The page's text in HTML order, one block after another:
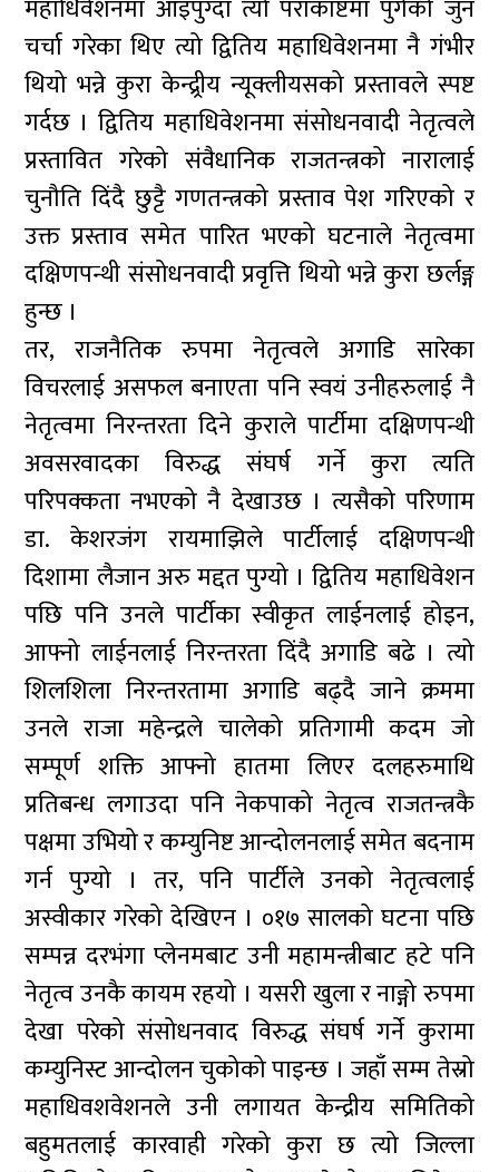
महाधिवेशनमा आइपुग्दा त्यो पराकाष्टमा पुगेको जुन
चर्चा गरेका थिए त्यो द्वितिय महाधिवेशनमा नै गंभीर
थियो भन्ने कुरा केन्द्र्रीय न्यूक्लीयसको प्रस्तावले स्पष्ट
गर्दछ । द्वितिय महाधिवेशनमा संसोधनवादी नेतृत्वले
प्रस्तावित गरेको संवैधानिक राजतन्त्रको नारालाई
चुनौति दिंदै छुट्टै गणतन्त्रको प्रस्ताव पेश गरिएको र
उक्त प्रस्ताव समेत पारित भएको घटनाले नेतृत्वमा
दक्षिणपन्थी संसोधनवादी प्रवृत्ति थियो भन्ने कुरा छर्लङ्ग
हुन्छ ।
तर, राजनैतिक रुपमा नेतृत्वले अगाडि सारेका
विचरलाई असफल बनाएता पनि स्वयं उनीहरुलाई नै
नेतृत्वमा निरन्तरता दिने कुराले पार्टीमा दक्षिणपन्थी
अवसरवादका विरुद्ध संघर्ष गर्ने कुरा त्यति
परिपक्कता नभएको नै देखाउछ । त्यसैको परिणाम
डा. केशरजंग रायमाझिले पार्टीलाई दक्षिणपन्थी
दिशामा लैजान अरु मद्दत पुग्यो । द्वितिय महाधिवेशन
पछि पनि उनले पार्टीका स्वीकृत लाईनलाई होइन,
आफ्नो लाईनलाई निरन्तरता दिंदै अगाडि बढे । त्यो
शिलशिला निरन्तरतामा अगाडि बढ्दै जाने क्रममा
उनले राजा महेन्द्रले चालेको प्रतिगामी कदम जो
सम्पूर्ण शक्ति आफ्नो हातमा लिएर दलहरुमाथि
प्रतिबन्ध लगाउदा पनि नेकपाको नेतृत्व राजतन्त्रकै
पक्षमा उभियो र कम्युनिष्ट आन्दोलनलाई समेत बदनाम
गर्न पुग्यो । तर, पनि पार्टीले उनको नेतृत्वलाई
अस्वीकार गरेको देखिएन । ०१७ सालको घटना पछि
सम्पन्न दरभंगा प्लेनमबाट उनी महामन्त्रीबाट हटे पनि
नेतृत्व उनकै कायम रहयो । यसरी खुला र नाङ्गो रुपमा
देखा परेको संसोधनवाद विरुद्ध संघर्ष गर्ने कुरामा
कम्युनिस्ट आन्दोलन चुकोको पाइन्छ । जहाँ सम्म तेस्रो
महाधिवशवेशनले उनी लगायत केन्द्रीय समितिको
बहुमतलाई कारवाही गरेको कुरा छ त्यो जिल्ला